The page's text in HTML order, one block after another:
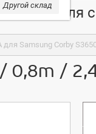
Другой склад
для Samsung Corby
0,8m /